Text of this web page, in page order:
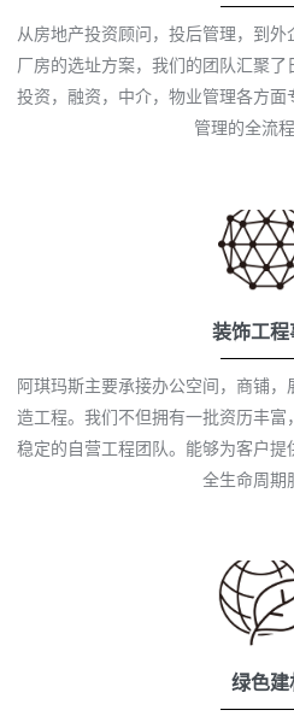
从房地产投资顾问，投后管理，到外
厂房的选址方案，我们的团队汇聚
投资，融资，中介，物业管理各方面
管理的全流程
装饰工程
阿琪玛斯主要承接办公空间，商铺
造工程。我们不但拥有一批资历丰
稳定的自营工程团队。能够为客户
全生命周期
绿色建